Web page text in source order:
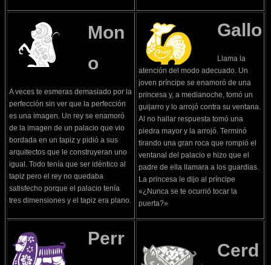
Mon
o
A veces te esmeras demasiado por la
perfección sin ver que la perfección
es una imagen. Un rey se enamoró
de la imagen de un palacio que vio
bordada en un tapiz y pidió a sus
arquitectos que le construyeran uno
igual. Todo tenía que ser idéntico al
tapiz pero el rey no quedaba
satisfecho porque el palacio tenía
tres dimensiones y el tapiz era plano.
Gallo
Llama la
atención del modo adecuado. Un
joven príncipe se enamoró de una
princesa y, a medianoche, tomó un
guijarro y lo arrojó contra su ventana.
Al no hallar respuesta tomó una
piedra mayor y la arrojó. Terminó
tirando una gran roca que rompió el
ventanal del palacio e hizo que el
padre de ella llamara a los guardias.
La princesa le dijo al príncipe
«¿Nunca se te ocurrió tocar la
puerta?»
Perr
Cerd